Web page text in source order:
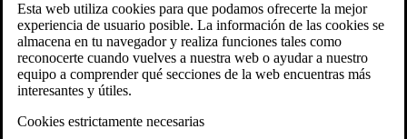
Esta web utiliza cookies para que podamos ofrecerte la mejor
experiencia de usuario posible. La información de las cookies se
almacena en tu navegador y realiza funciones tales como
reconocerte cuando vuelves a nuestra web o ayudar a nuestro
equipo a comprender qué secciones de la web encuentras más
interesantes y útiles.
Cookies estrictamente necesarias